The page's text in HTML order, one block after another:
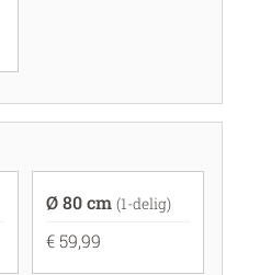
Ø 80 cm (1-delig)
€ 59,99